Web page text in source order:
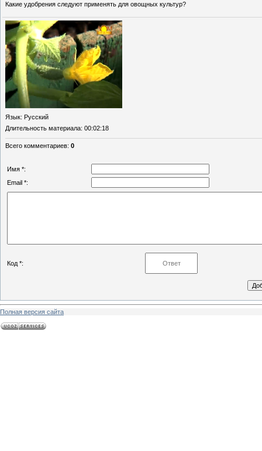
Какие удобрения следуют применять для овощных культур?
Язык: Русский
Длительность материала: 00:02:18
Всего комментариев: 0
Имя *:
Email *:
Код *:
Полная версия сайта